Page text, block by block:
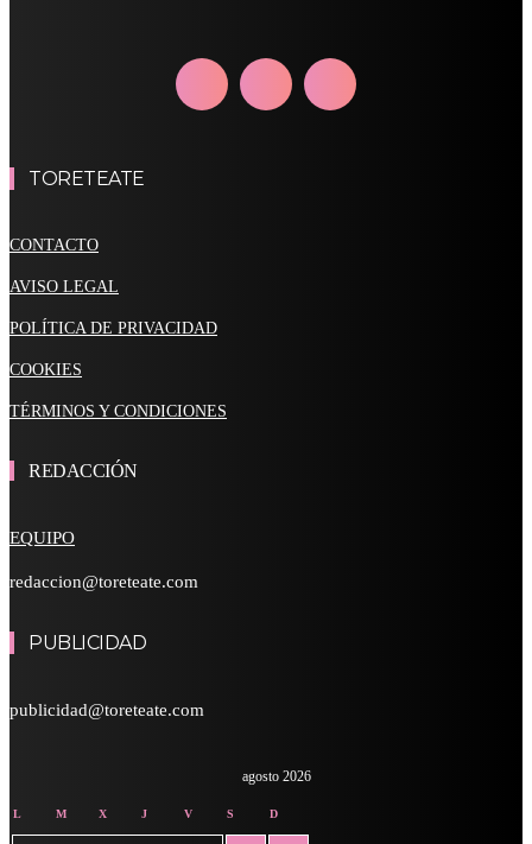
TORETEATE
CONTACTO
AVISO LEGAL
POLÍTICA DE PRIVACIDAD
COOKIES
TÉRMINOS Y CONDICIONES
REDACCIÓN
EQUIPO
redaccion@toreteate.com
PUBLICIDAD
publicidad@toreteate.com
agosto 2026
L M X J V S D